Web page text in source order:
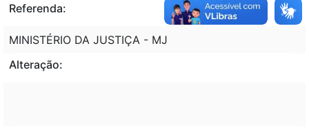
Referenda:
MINISTÉRIO DA JUSTIÇA - MJ
Alteração: